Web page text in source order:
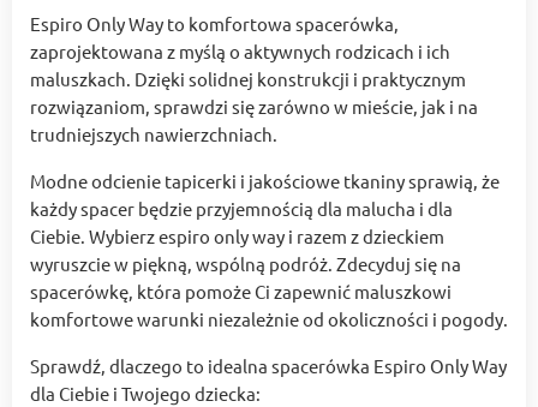
Espiro Only Way to komfortowa spacerówka,
zaprojektowana z myślą o aktywnych rodzicach i ich
maluszkach. Dzięki solidnej konstrukcji i praktycznym
rozwiązaniom, sprawdzi się zarówno w mieście, jak i na
trudniejszych nawierzchniach.
Modne odcienie tapicerki i jakościowe tkaniny sprawią, że
każdy spacer będzie przyjemnością dla malucha i dla
Ciebie. Wybierz espiro only way i razem z dzieckiem
wyruszcie w piękną, wspólną podróż. Zdecyduj się na
spacerówkę, która pomoże Ci zapewnić maluszkowi
komfortowe warunki niezależnie od okoliczności i pogody.
Sprawdź, dlaczego to idealna spacerówka Espiro Only Way
dla Ciebie i Twojego dziecka: